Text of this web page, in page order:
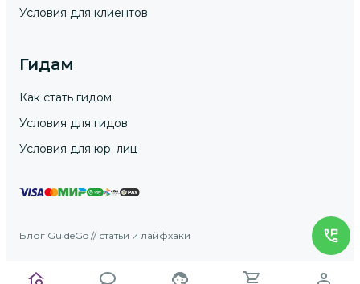
Условия для клиентов
Гидам
Как стать гидом
Условия для гидов
Условия для юр. лиц
Блог GuideGo // статьи и лайфхаки